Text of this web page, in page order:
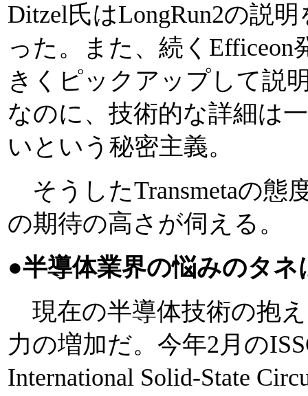
Ditzel氏はLongRun2の説
った。また、続くEfficeon
きくピックアップして説
なのに、技術的な詳細は
いという秘密主義。
そうしたTransmetaの態
の期待の高さが伺える。
●半導体業界の悩みのタネ
現在の半導体技術の抱
力の増加だ。今年2月の
International Solid-State